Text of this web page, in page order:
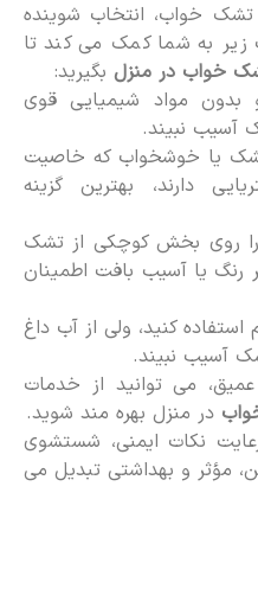
خواب، انتخاب شوینده
به شما کمک می کند تا
خواب در منزلبگیرید:
بدون مواد شیمیایی قوی
آسیب نبیند.
یا خوشخواب که خاصیت
دارند، بهترین گزینه
را روی بخش کوچکی از تشک
رنگ یا آسیب بافت اطمینان
کنید، ولی از آب داغ
آسیب نبیند.
می توانید از خدمات
در منزل بهره مند شوید.
نکات ایمنی، شستشوی
مؤثر و بهداشتی تبدیل می